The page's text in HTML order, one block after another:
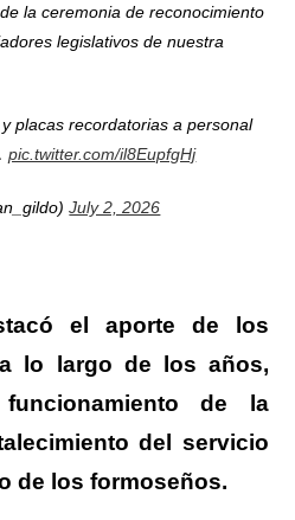
la ceremonia de reconocimiento
legislativos de nuestra
placas recordatorias a personal
pic.twitter.com/il8EupfgHj
July 2, 2026
el aporte de los
lo largo de los años,
de la
del servicio
de los formoseños.